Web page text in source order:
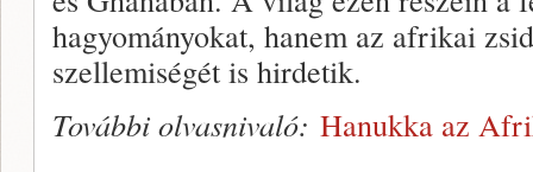
hagyományokat, hanem az afrikai
szellemiségét is hirdetik.
További olvasnivaló: Hanukka az